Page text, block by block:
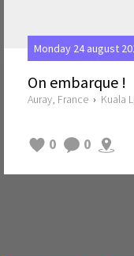
Monday 24 august
On embarque !
Auray, France › Kuala
0 0